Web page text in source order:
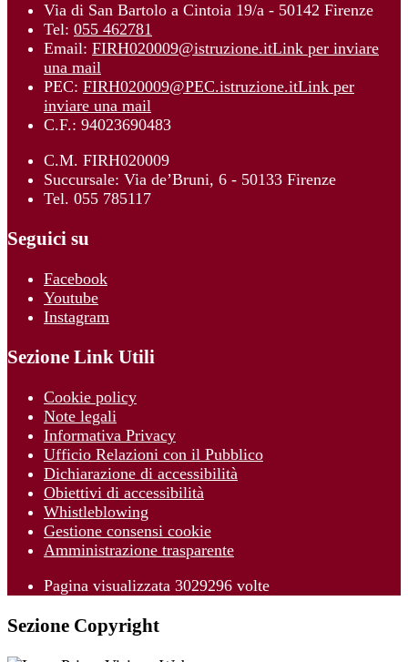
Via di San Bartolo a Cintoia 19/a - 50142 Firenze
Tel: 055 462781
Email: FIRH020009@istruzione.itLink per inviare
una mail
PEC: FIRH020009@PEC.istruzione.itLink per
inviare una mail
C.F.: 94023690483
C.M. FIRH020009
Succursale: Via de’Bruni, 6 - 50133 Firenze
Tel. 055 785117
Seguici su
Facebook
Youtube
Instagram
Sezione Link Utili
Cookie policy
Note legali
Informativa Privacy
Ufficio Relazioni con il Pubblico
Dichiarazione di accessibilità
Obiettivi di accessibilità
Whistleblowing
Gestione consensi cookie
Amministrazione trasparente
Pagina visualizzata 3029296 volte
Sezione Copyright